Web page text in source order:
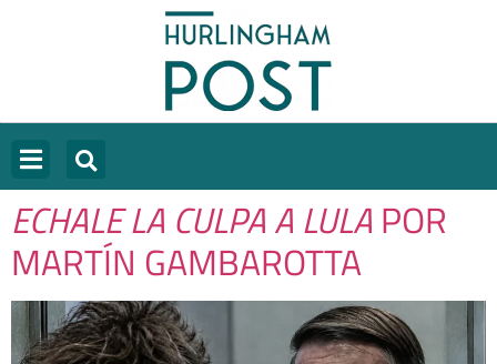
ECHALE LA CULPA A LULA POR
MARTÍN GAMBAROTTA